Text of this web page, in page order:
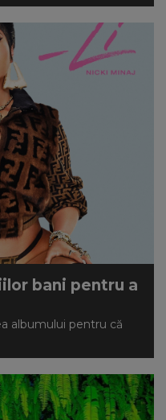
bani pentru a
albumului pentru că